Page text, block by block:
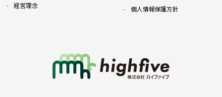
経営理念
個人情報保護方針